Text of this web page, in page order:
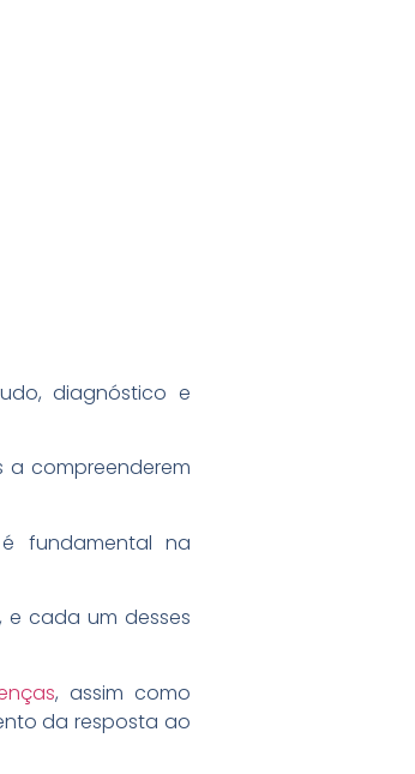
diagnóstico e
a compreenderem
fundamental na
e cada um desses
, assim como
da resposta ao